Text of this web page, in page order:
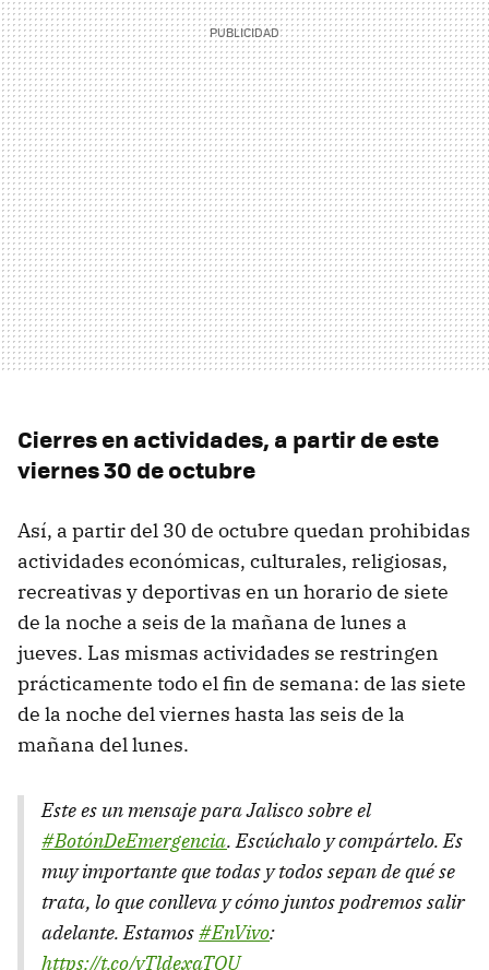
Cierres en actividades, a partir de este
viernes 30 de octubre
Así, a partir del 30 de octubre quedan prohibidas
actividades económicas, culturales, religiosas,
recreativas y deportivas en un horario de siete
de la noche a seis de la mañana de lunes a
jueves. Las mismas actividades se restringen
prácticamente todo el fin de semana: de las siete
de la noche del viernes hasta las seis de la
mañana del lunes.
Este es un mensaje para Jalisco sobre el
#BotónDeEmergencia. Escúchalo y compártelo. Es
muy importante que todas y todos sepan de qué se
trata, lo que conlleva y cómo juntos podremos salir
adelante. Estamos#EnVivo:
https://t.co/yTldexaTQU